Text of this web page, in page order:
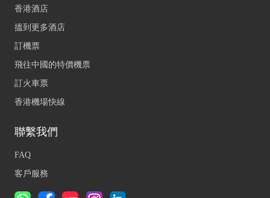
香港酒店
搵到更多酒店
訂機票
飛往中國的特價機票
訂火車票
香港機場快線
聯繫我們
FAQ
客戶服務